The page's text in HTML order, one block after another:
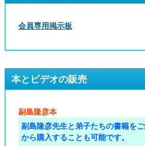
会員専用掲示板
本とビデオの販売
副島隆彦本
副島隆彦先生と弟子たちの書籍を
から購入することも可能です。